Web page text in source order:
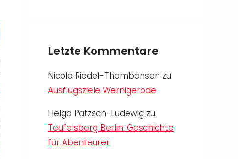
Letzte Kommentare
Nicole Riedel-Thombansen zu
Ausflugsziele Wernigerode
Helga Patzsch-Ludewig zu
Teufelsberg Berlin: Geschichte
für Abenteurer